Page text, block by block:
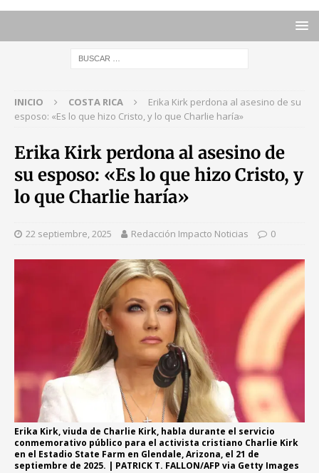
INICIO COSTA RICA
Erika Kirk perdona al asesino de su
esposo: «Es lo que hizo Cristo, y lo que Charlie haría»
Erika Kirk perdona al asesino de
su esposo: «Es lo que hizo Cristo, y
lo que Charlie haría»
22 septiembre, 2025 Redacción Impacto Noticias 0
Erika Kirk, viuda de Charlie Kirk, habla durante el servicio
conmemorativo público para el activista cristiano Charlie Kirk
en el Estadio State Farm en Glendale, Arizona, el 21 de
septiembre de 2025. | PATRICK T. FALLON/AFP via Getty Images